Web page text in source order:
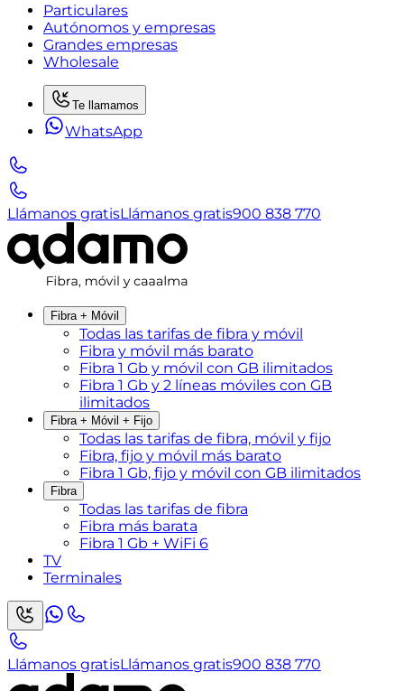
Particulares
Autónomos y empresas
Grandes empresas
Wholesale
Te llamamos
WhatsApp
Llámanos gratisLlámanos gratis900 838 770
Fibra + Móvil
Todas las tarifas de fibra y móvil
Fibra y móvil más barato
Fibra 1 Gb y móvil con GB ilimitados
Fibra 1 Gb y 2 líneas móviles con GB
ilimitados
Fibra + Móvil + Fijo
Todas las tarifas de fibra, móvil y fijo
Fibra, fijo y móvil más barato
Fibra 1 Gb, fijo y móvil con GB ilimitados
Fibra
Todas las tarifas de fibra
Fibra más barata
Fibra 1 Gb + WiFi 6
TV
Terminales
Llámanos gratisLlámanos gratis900 838 770